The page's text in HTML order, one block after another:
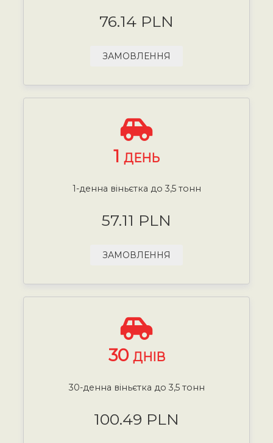
76.14 PLN
ЗАМОВЛЕННЯ
1 ДЕНЬ
1-денна віньєтка до 3,5 тонн
57.11 PLN
ЗАМОВЛЕННЯ
30 ДНІВ
30-денна віньєтка до 3,5 тонн
100.49 PLN